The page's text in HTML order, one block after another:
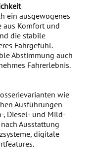
ein ausgewogenes
aus Komfort und
die stabile
Fahrgefühl.
Abstimmung auch
Fahrerlebnis.
wie
Ausführungen
, Diesel- und Mild-
Ausstattung
digitale